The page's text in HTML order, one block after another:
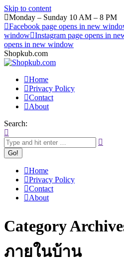
Skip to content
Monday – Sunday 10 AM – 8 PM
Facebook page opens in new
window Instagram page opens in
opens in new window
Shopkub.com
Home
Privacy Policy
Contact
About
Search:
Home
Privacy Policy
Contact
About
Category
ภายในบ้าน